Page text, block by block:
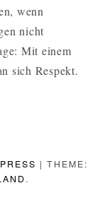
wenn
nicht
Mit einem
sich Respekt.
| THEME:
.